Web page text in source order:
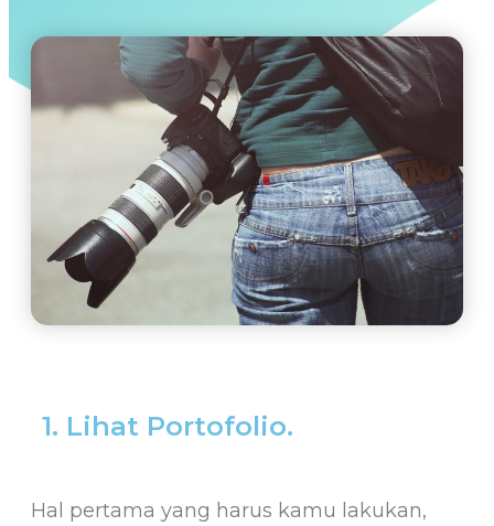
1. Lihat Portofolio.
Hal pertama yang harus kamu lakukan,